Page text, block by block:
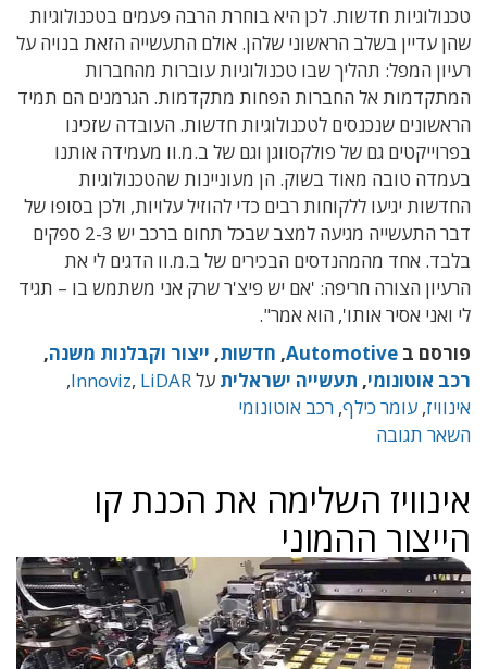
טכנולוגיות חדשות. לכן היא בוחרת הרבה פעמים בטכנולוגיות
שהן עדיין בשלב הראשוני שלהן. אולם התעשייה הזאת בנויה על
רעיון המפל: תהליך שבו טכנולוגיות עוברות מהחברות
המתקדמות אל החברות הפחות מתקדמות. הגרמנים הם תמיד
הראשונים שנכנסים לטכנולוגיות חדשות. העובדה שזכינו
בפרוייקטים גם של פולקסווגן וגם של ב.מ.וו מעמידה אותנו
בעמדה טובה מאוד בשוק. הן מעוניינות שהטכנולוגיות
החדשות יגיעו ללקוחות רבים כדי להוזיל עלויות, ולכן בסופו של
דבר התעשייה מגיעה למצב שבכל תחום ברכב יש 2-3 ספקים
בלבד. אחד מהמהנדסים הבכירים של ב.מ.וו הדגים לי את
הרעיון הצורה חריפה: 'אם יש פיצ'ר שרק אני משתמש בו – תגיד
לי ואני אסיר אותו', הוא אמר".
פורסם ב Automotive
, חדשות, ייצור וקבלנות משנה,
רכב אוטונומי, תעשייה ישראלית על Innoviz, LiDAR
,
אינוויז, עומר כילף, רכב אוטונומי
השאר תגובה
אינוויז השלימה את הכנת קו
הייצור ההמוני